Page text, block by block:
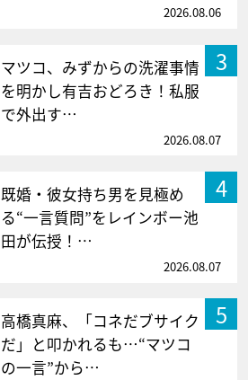
2026.08.06
3
マツコ、みずからの洗濯事情
を明かし有吉おどろき！私服
で外出す…
2026.08.07
4
既婚・彼女持ち男を見極め
る“一言質問”をレインボー池
田が伝授！…
2026.08.07
5
高橋真麻、「コネだブサイク
だ」と叩かれるも…“マツコ
の一言”から…